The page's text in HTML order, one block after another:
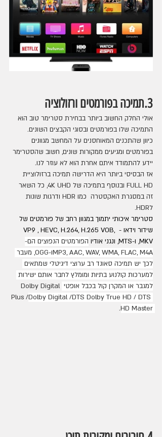
3.תמיכה בפורמטים ורזולוציה
אולי החלק החשוב ביותר בבחירת סטרימר טוב הוא
התמיכה שלו בפורמטים ובסוגי הקבצים השונים.
כיוון שהתכנים המאוחסנים על המחשב מגוונים
בפורמטים ומגיעים ממקורות שונים, חשוב שהסטרימר
יידע להתמודד איתם אחרת הוא לא עוזר לנו.
אז הבסיסי ביותר היא הדרישה תמיכה ברזולוציית
FULL HD ובנוסף בתמיכה של 4K UHD, כל השאר
זה במסגרת האקסטרה  כמו HDR ודרגות שונות
לHDR.
סטרימר איכותי יתמוך במגוון רחב של פורמטים של
שידור וידאו - VP9 , HEVC, H.264, H.265 VOB,
MKV, ו-MTS, ונגני אודיו
הפורמטים הנפוצים הם-
MP3, AAC, WAV, WMA, FLAC, M4Aו-OGG, מעבר
לכך יש תמיכה סאונד רב ערוצי דיגיטלי שמתאים
למערכות קולנוע בתיות ומומלץ לחבר אותם ישירות
למגבר או המקרן קול בכבל אופטי Dolby Digital
Plus /Dolby Digital /DTS Dolby True HD / DTS
HD Master.